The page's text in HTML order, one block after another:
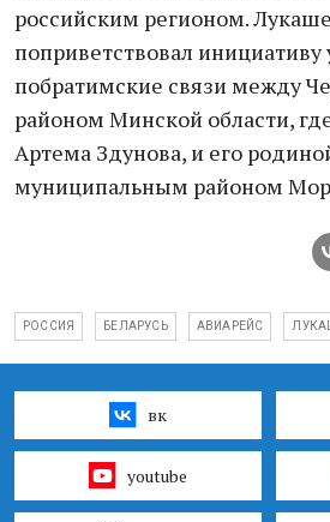
российским регионом.
поприветствовал инициативу
побратимские связи между
районом Минской области,
Артема Здунова, и его
муниципальным районом
РОССИЯ БЕЛАРУСЬ АВИАРЕЙС
вк
youtube